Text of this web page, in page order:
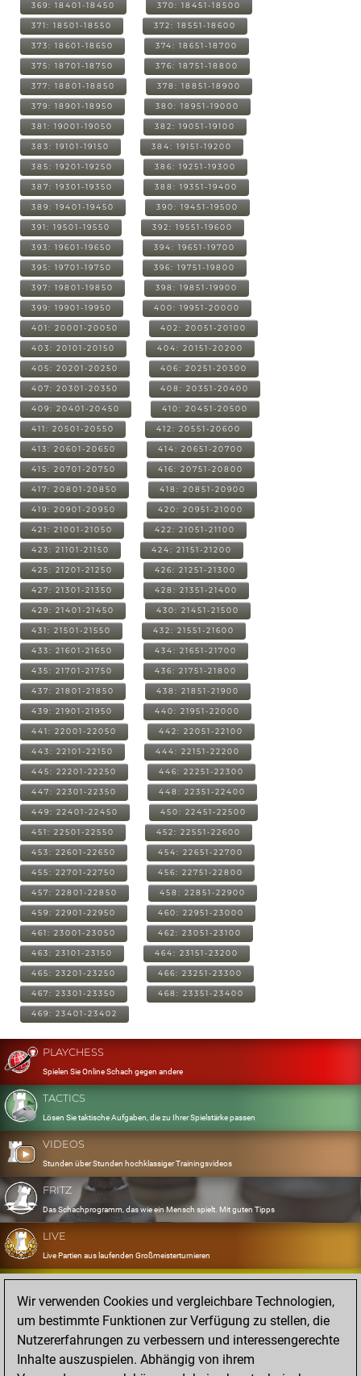
369: 18401-18450 370: 18451-18500
371: 18501-18550 372: 18551-18600
373: 18601-18650 374: 18651-18700
375: 18701-18750 376: 18751-18800
377: 18801-18850 378: 18851-18900
379: 18901-18950 380: 18951-19000
381: 19001-19050 382: 19051-19100
383: 19101-19150 384: 19151-19200
385: 19201-19250 386: 19251-19300
387: 19301-19350 388: 19351-19400
389: 19401-19450 390: 19451-19500
391: 19501-19550 392: 19551-19600
393: 19601-19650 394: 19651-19700
395: 19701-19750 396: 19751-19800
397: 19801-19850 398: 19851-19900
399: 19901-19950 400: 19951-20000
401: 20001-20050 402: 20051-20100
403: 20101-20150 404: 20151-20200
405: 20201-20250 406: 20251-20300
407: 20301-20350 408: 20351-20400
409: 20401-20450 410: 20451-20500
411: 20501-20550 412: 20551-20600
413: 20601-20650 414: 20651-20700
415: 20701-20750 416: 20751-20800
417: 20801-20850 418: 20851-20900
419: 20901-20950 420: 20951-21000
421: 21001-21050 422: 21051-21100
423: 21101-21150 424: 21151-21200
425: 21201-21250 426: 21251-21300
427: 21301-21350 428: 21351-21400
429: 21401-21450 430: 21451-21500
431: 21501-21550 432: 21551-21600
433: 21601-21650 434: 21651-21700
435: 21701-21750 436: 21751-21800
437: 21801-21850 438: 21851-21900
439: 21901-21950 440: 21951-22000
441: 22001-22050 442: 22051-22100
443: 22101-22150 444: 22151-22200
445: 22201-22250 446: 22251-22300
447: 22301-22350 448: 22351-22400
449: 22401-22450 450: 22451-22500
451: 22501-22550 452: 22551-22600
453: 22601-22650 454: 22651-22700
455: 22701-22750 456: 22751-22800
457: 22801-22850 458: 22851-22900
459: 22901-22950 460: 22951-23000
461: 23001-23050 462: 23051-23100
463: 23101-23150 464: 23151-23200
465: 23201-23250 466: 23251-23300
467: 23301-23350 468: 23351-23400
469: 23401-23402
PLAYCHESS
Spielen Sie Online Schach gegen andere
TACTICS
Lösen Sie taktische Aufgaben, die zu Ihrer Spielstärke passen
VIDEOS
Stunden über Stunden hochklassiger Trainingsvideos
FRITZ
Das Schachprogramm, das wie ein Mensch spielt. Mit guten Tipps
LIVE
Live Partien aus laufenden Großmeisterturnieren
OPENINGS
Erfassen und Üben Sie Ihr Eröffnungsrepertoire
DATABASE
Acht Millionen starke Partien
Wir verwenden Cookies und vergleichbare Technologien,
um bestimmte Funktionen zur Verfügung zu stellen, die
Nutzererfahrungen zu verbessern und interessengerechte
Inhalte auszuspielen. Abhängig von ihrem